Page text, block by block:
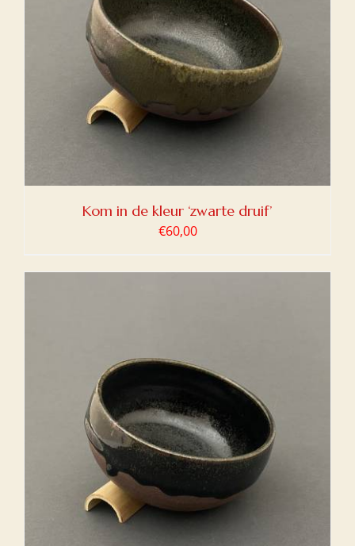
Kom in de kleur ‘zwarte druif’
€60,00